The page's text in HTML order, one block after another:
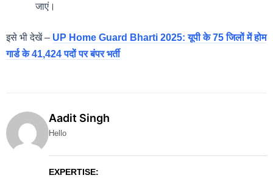
जाएं।
इसे भी देखें – UP Home Guard Bharti 2025: यूपी के 75 जिलों में होम
गार्ड के 41,424 पदों पर बंपर भर्ती
Aadit Singh
Hello
EXPERTISE: